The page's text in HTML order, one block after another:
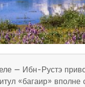
— Ибн-Рустэ
«багаир» вполне